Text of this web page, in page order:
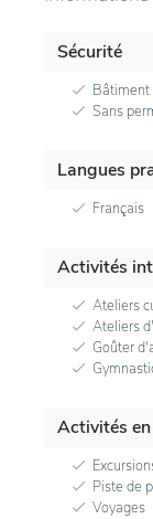
Sécurité
Bâtiment
Sans
Langues
Français
Activités
Ateliers
Ateliers
Goûter
Activités
Piste de
Voyages